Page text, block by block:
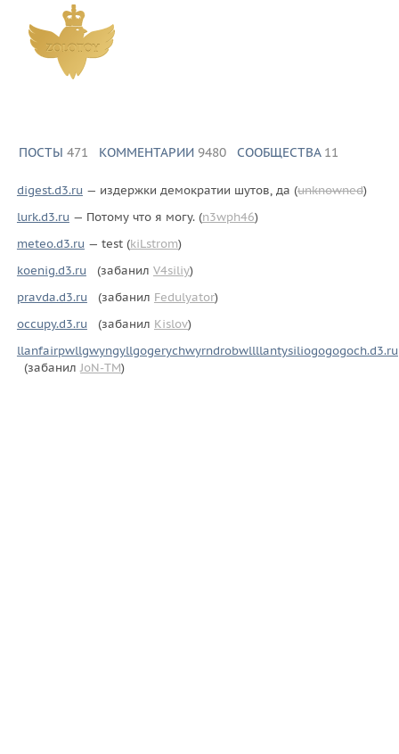
ПОСТЫ 471 КОММЕНТАРИИ 9480 СООБЩЕСТВА 11
digest.d3.ru — издержки демократии шутов, да (unknowned)
lurk.d3.ru — Потому что я могу. (n3wph46)
meteo.d3.ru — test (kiLstrom)
koenig.d3.ru (забанил V4siliy)
pravda.d3.ru (забанил Fedulyator)
occupy.d3.ru (забанил Kislov)
llanfairpwllgwyngyllgogerychwyrndrobwllllantysiliogogogoch.d3.ru
(забанил JoN-TM)